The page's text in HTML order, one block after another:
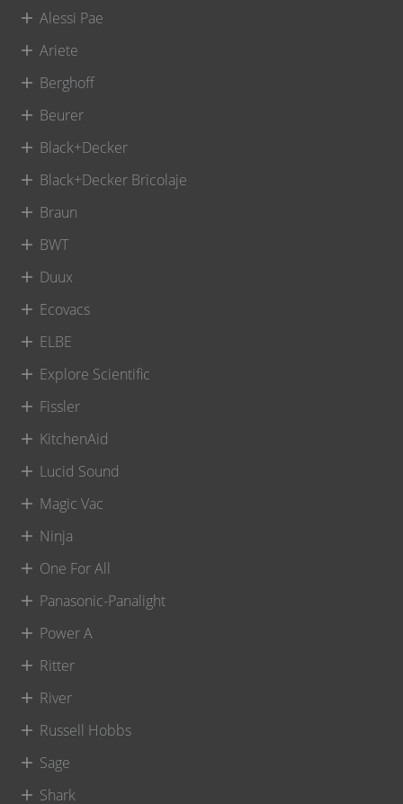
Alessi Pae
Ariete
Berghoff
Beurer
Black+Decker
Black+Decker Bricolaje
Braun
BWT
Duux
Ecovacs
ELBE
Explore Scientific
Fissler
KitchenAid
Lucid Sound
Magic Vac
Ninja
One For All
Panasonic-Panalight
Power A
Ritter
River
Russell Hobbs
Sage
Shark